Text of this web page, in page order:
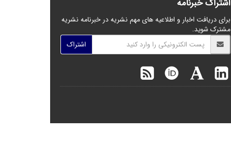
اشتراک خبرنامه
برای دریافت اخبار و اطلاعیه های مهم نشریه در خبرنامه نشریه
مشترک شوید.
اشتراک